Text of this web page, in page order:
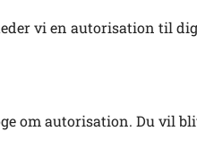
vi en autorisation til
om autorisation. Du vil